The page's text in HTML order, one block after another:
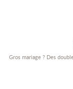
Gros mariage ? Des